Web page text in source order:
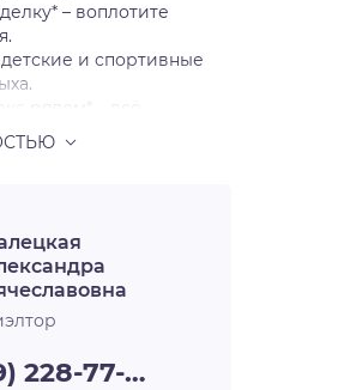
– воплотите
и спортивные
рядом* – всё
доступности.
развязка* – легко
228-77-…